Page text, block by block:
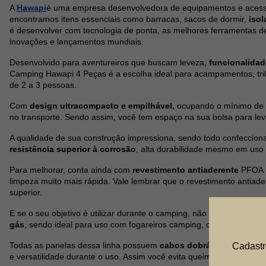
A Hawapié uma empresa desenvolvedora de equipamentos e
encontramos itens essenciais como barracas, sacos de dormir,
é desenvolver com tecnologia de ponta, as melhores ferramentas
inovações e lançamentos mundiais.
Desenvolvido para aventureiros que buscam leveza,
Camping Hawapi 4 Peças é a escolha ideal para acampamentos,
de 2 a 3 pessoas.
Com design ultracompacto e empilhável, ocupando o mínimo
no transporte. Sendo assim, você tem espaço na sua bolsa para
A qualidade de sua construção impressiona, sendo todo
resistência superior à corrosão , alta durabilidade mesmo em
Para melhorar, conta ainda com revestimento antiaderente
limpeza muito mais rápida. Vale lembrar que o revestimento
superior.
E se o seu objetivo é utilizar durante o camping, não tem problema
gás , sendo ideal para uso com fogareiros camping, ou seja,
Todas as panelas dessa linha possuem cabos dobráveis
com
e versatilidade durante o uso. Assim você evita queimaduras ao